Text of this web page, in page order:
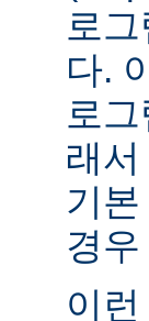
로
다.
로
래
기
경
이